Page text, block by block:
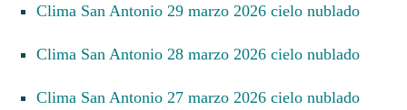
Clima San Antonio 29 marzo 2026 cielo nublado
Clima San Antonio 28 marzo 2026 cielo nublado
Clima San Antonio 27 marzo 2026 cielo nublado